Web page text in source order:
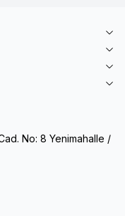
No: 8 Yenimahalle /